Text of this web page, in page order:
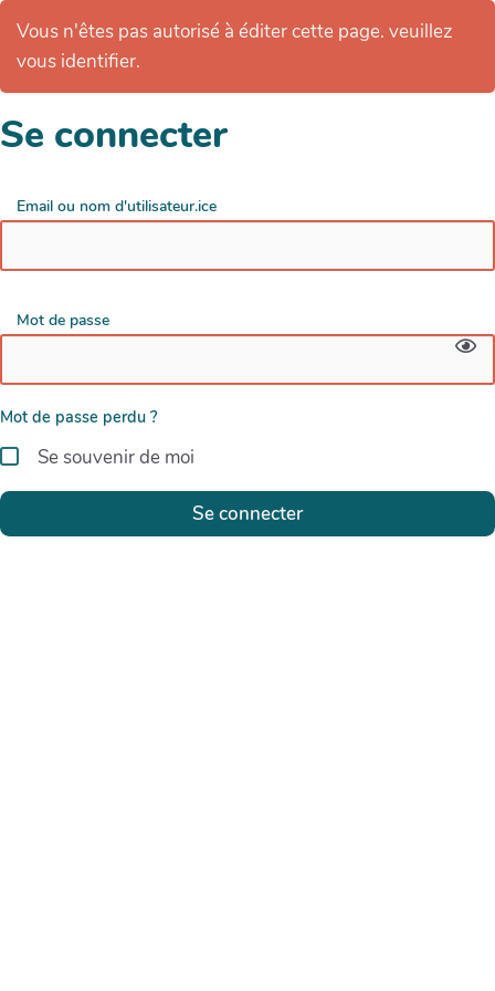
Vous n'êtes pas autorisé à éditer cette page. veuillez
vous identifier.
Se connecter
Email ou nom d'utilisateur.ice
Mot de passe
Mot de passe perdu ?
Se souvenir de moi
Se connecter